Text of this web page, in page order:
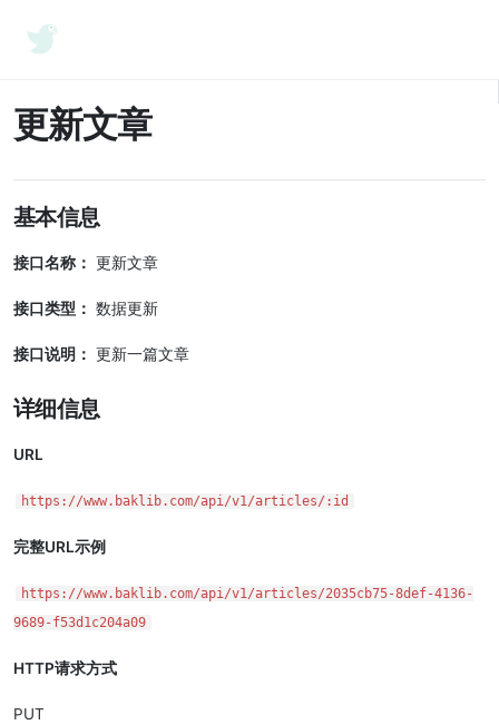
更新文章
基本信息
接口名称： 更新文章
接口类型： 数据更新
接口说明： 更新一篇文章
详细信息
URL
https://www.baklib.com/api/v1/articles/:id
完整URL示例
https://www.baklib.com/api/v1/articles/2035cb75-8def-4136-
9689-f53d1c204a09
HTTP请求方式
PUT